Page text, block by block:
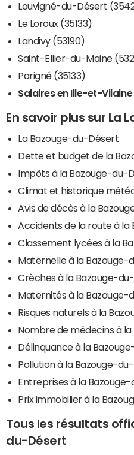
Louvigné-du-Désert
Le Loroux (35133)
Landivy (53190)
Saint-Ellier-du-Maine
Parigné (35133)
Salaires en Ille-et-Vilaine
En savoir plus sur La
La Bazouge-du-Désert
Dette et budget de la
Impôts à la Bazouge-du-
Climat et historique
Avis de décès à la
Accidents de la route à
Classement lycées à la
Maternelle à la Bazouge-
Crèches à la Bazouge-
Maternités à la Bazouge-
Risques naturels à la
Nombre de médecins à
Délinquance à la
Pollution à la Bazouge-
Entreprises à la
Prix immobilier à la
Tous les résultats
du-Désert